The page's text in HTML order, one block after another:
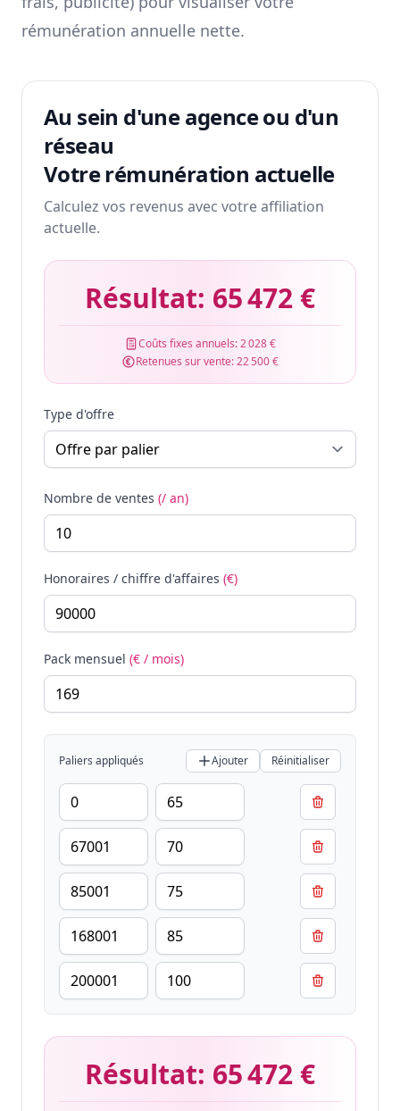
rémunération annuelle nette.
Au sein d'une agence ou d'un
réseau
Votre rémunération actuelle
Calculez vos revenus avec votre affiliation
actuelle.
Résultat: 65 472 €
Coûts fixes annuels:2 028 €
Retenues sur vente:22 500 €
Type d'offre
Nombre de ventes (/ an)
Honoraires / chiffre d'affaires (€)
Pack mensuel (€ / mois)
Paliers appliqués Ajouter Réinitialiser
Résultat: 65 472 €